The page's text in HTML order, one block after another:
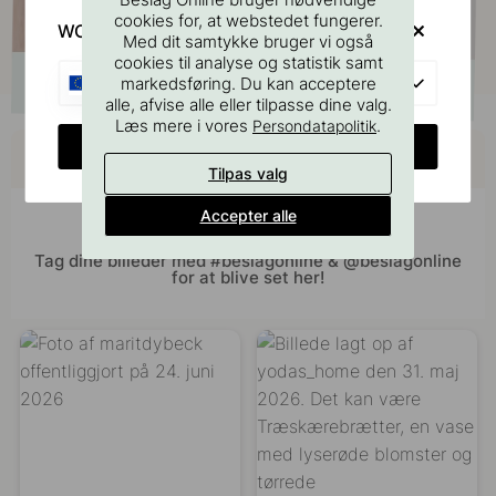
Køb sammen med
Bliv inspireret af andre
Tag dine billeder med #beslagonline & @beslagonline
for at blive set her!
cookies for, at webstedet fungerer.
Med dit samtykke bruger vi også
cookies til analyse og statistik samt
markedsføring. Du kan acceptere
alle, afvise alle eller tilpasse dine valg.
Læs mere i vores Persondatapolitik.
Tilpas valg
Accepter alle
WOULD YOU RATHER VISIT?
EU